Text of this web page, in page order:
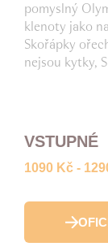
pomyslný
klenoty jako
Skořápky
nejsou kytky,
VSTUPNÉ
1090 Kč -